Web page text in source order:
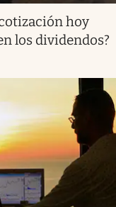
hoy
los dividendos?